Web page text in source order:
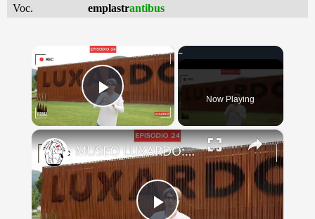
Voc.
emplastrantibus
×
Play Video Now Playing
×
MUSEO LUXARDO: Un Viaggio nel Tempo e nel Gusto